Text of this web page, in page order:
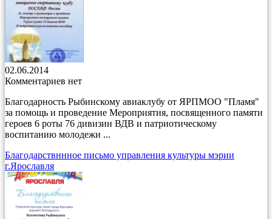
02.06.2014
Комментариев нет
Благодарность Рыбинскому авиаклубу от ЯРПМОО "Пламя"
за помощь и проведение Мероприятия, посвященного памяти
героев 6 роты 76 дивизии ВДВ и патриотическому
воспитанию молодежи ...
Благодарствннное письмо управления культуры мэрии
г.Ярославля